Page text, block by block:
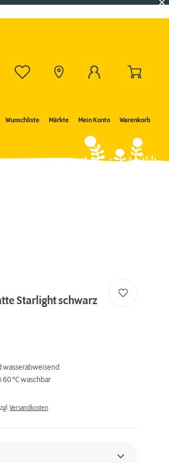
Wunschliste Märkte Mein Konto Warenkorb
Starlight schwarz
wasserabweisend
60 °C waschbar
Versandkosten